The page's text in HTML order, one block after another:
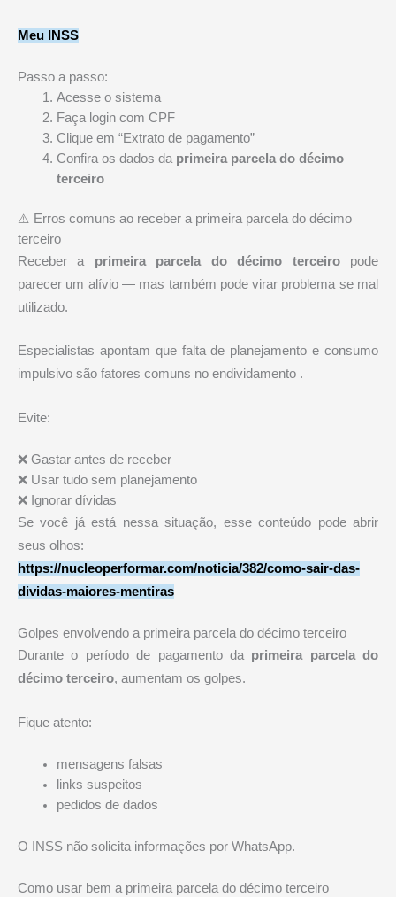
Meu INSS
Passo a passo:
Acesse o sistema
Faça login com CPF
Clique em “Extrato de pagamento”
Confira os dados da primeira parcela do décimo
terceiro
⚠️ Erros comuns ao receber a primeira parcela do décimo
terceiro
Receber a primeira parcela do décimo terceiropode
parecer um alívio — mas também pode virar problema se mal
utilizado.
Especialistas apontam que falta de planejamento e consumo
impulsivo são fatores comuns no endividamento .
Evite:
❌ Gastar antes de receber
❌ Usar tudo sem planejamento
❌ Ignorar dívidas
Se você já está nessa situação, esse conteúdo pode abrir
seus olhos:
https://nucleoperformar.com/noticia/382/como-sair-das-
dividas-maiores-mentiras
Golpes envolvendo a primeira parcela do décimo terceiro
Durante o período de pagamento da primeira parcela do
décimo terceiro, aumentam os golpes.
Fique atento:
mensagens falsas
links suspeitos
pedidos de dados
O INSS não solicita informações por WhatsApp.
Como usar bem a primeira parcela do décimo terceiro